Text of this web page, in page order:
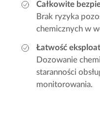
Całkowite
Brak ryzyka
chemicznych w
Łatwość
Dozowanie
staranności
monitorowania.